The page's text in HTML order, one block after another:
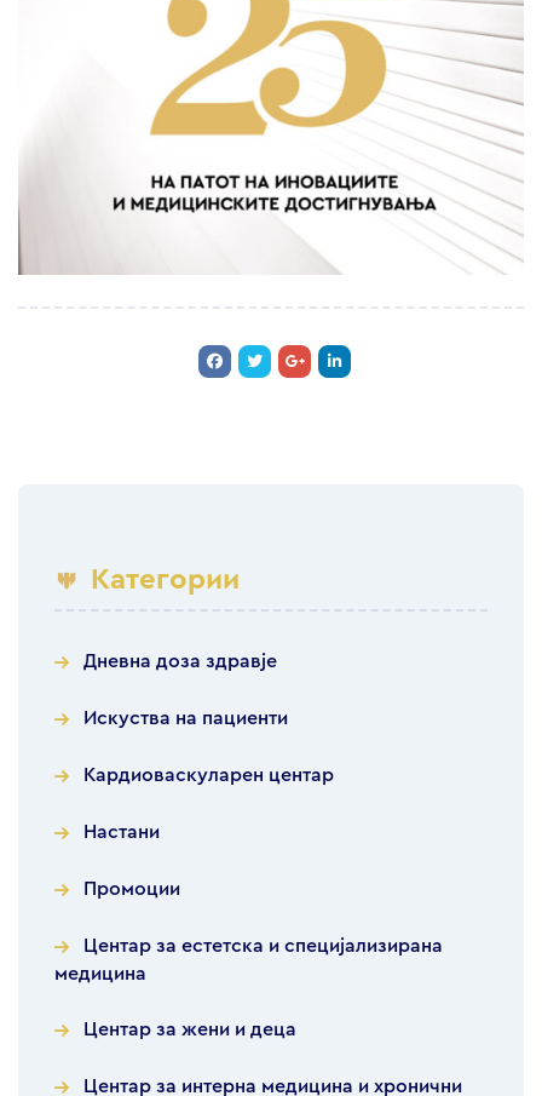
Категории
Дневна доза здравје
Искуства на пациенти
Кардиоваскуларен центар
Настани
Промоции
Центар за естетска и специјализирана
медицина
Центар за жени и деца
Центар за интерна медицина и хронични